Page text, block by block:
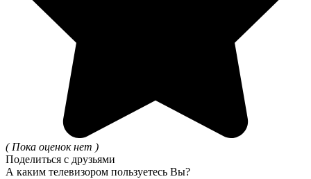
( Пока оценок нет )
Поделиться с друзьями
А каким телевизором пользуетесь Вы?